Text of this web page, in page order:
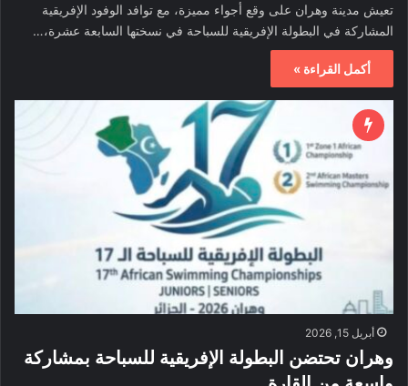
تعيش مدينة وهران على وقع أجواء مميزة، مع توافد الوفود الإفريقية
المشاركة في البطولة الإفريقية للسباحة في نسختها السابعة عشرة،…
أكمل القراءة »
أبريل 15, 2026
وهران تحتضن البطولة الإفريقية للسباحة بمشاركة